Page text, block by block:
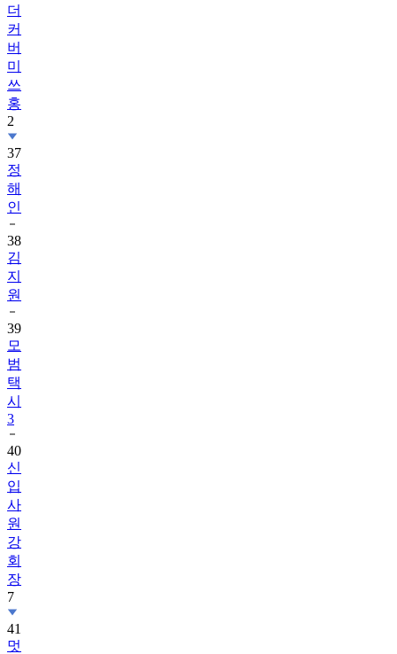
더
커
버
미
쓰
홍
2
37
정
해
인
38
김
지
원
39
모
범
택
시
3
40
신
입
사
원
강
회
장
7
41
멋